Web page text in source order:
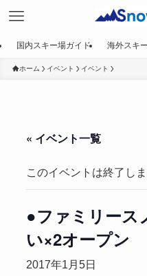
国内スキー場ガイド 海外スキ
ホーム イベント イベント
« イベント一覧
このイベントは終了しま
●ファミリース
い×2オープン
2017年1月5日